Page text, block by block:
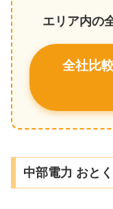
エリア内の
全社比
中部電力 おと